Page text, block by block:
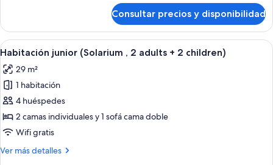
Premium
doble,
vistas
mar
(Xtra)
Consultar precios y disponibilidad
Abrir
todas
las
fotos
de
Habitación
junior
,
Habitación de hotel con dos camas,
5
Habitación junior (Solarium , 2 adults + 2 children)
29 m²
1 habitación
4 huéspedes
2 camas individuales y 1 sofá cama doble
Wifi gratis
Ver más detalles
Más